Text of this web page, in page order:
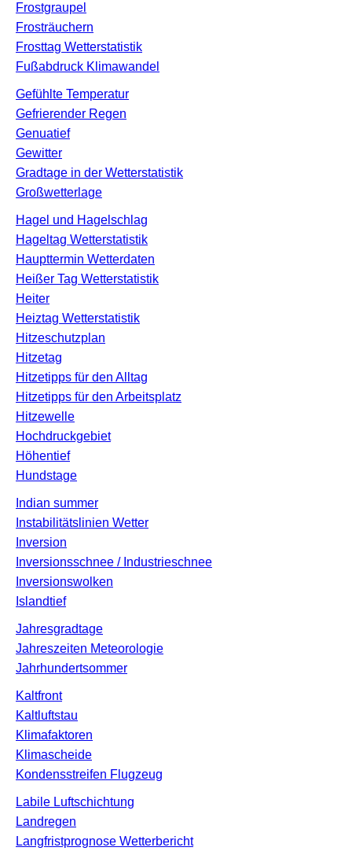
Frostgraupel
Frosträuchern
Frosttag Wetterstatistik
Fußabdruck Klimawandel
Gefühlte Temperatur
Gefrierender Regen
Genuatief
Gewitter
Gradtage in der Wetterstatistik
Großwetterlage
Hagel und Hagelschlag
Hageltag Wetterstatistik
Haupttermin Wetterdaten
Heißer Tag Wetterstatistik
Heiter
Heiztag Wetterstatistik
Hitzeschutzplan
Hitzetag
Hitzetipps für den Alltag
Hitzetipps für den Arbeitsplatz
Hitzewelle
Hochdruckgebiet
Höhentief
Hundstage
Indian summer
Instabilitätslinien Wetter
Inversion
Inversionsschnee / Industrieschnee
Inversionswolken
Islandtief
Jahresgradtage
Jahreszeiten Meteorologie
Jahrhundertsommer
Kaltfront
Kaltluftstau
Klimafaktoren
Klimascheide
Kondensstreifen Flugzeug
Labile Luftschichtung
Landregen
Langfristprognose Wetterbericht